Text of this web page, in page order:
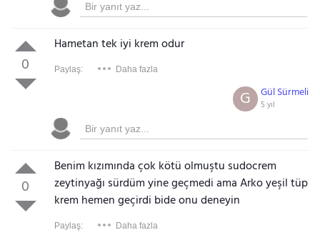
0
Hametan tek iyi krem odur
Paylaş: Daha fazla
Gül Sürmeli
5 yıl
G
0
Benim kızımında çok kötü olmuştu sudocrem
zeytinyağı sürdüm yine geçmedi ama Arko yeşil tüp
krem hemen geçirdi bide onu deneyin
Paylaş: Daha fazla